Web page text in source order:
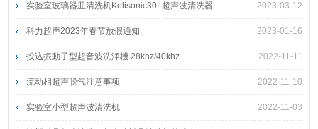
2023-03-12
实验室玻璃器皿清洗机Kelisonic30L超声波清洗器
2023-01-16
科力超声2023年春节放假通知
2022-11-11
投込振動子型超音波洗浄機 28khz/40khz
2022-11-10
流动相超声脱气注意事项
2022-11-03
实验室小型超声波清洗机